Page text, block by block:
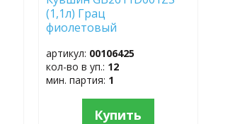
(1,1л) Грац
фиолетовый
артикул: 00106425
кол-во в уп.: 12
мин. партия: 1
Купить